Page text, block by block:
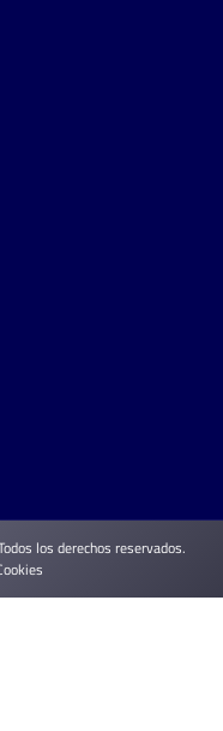
los derechos reservados.